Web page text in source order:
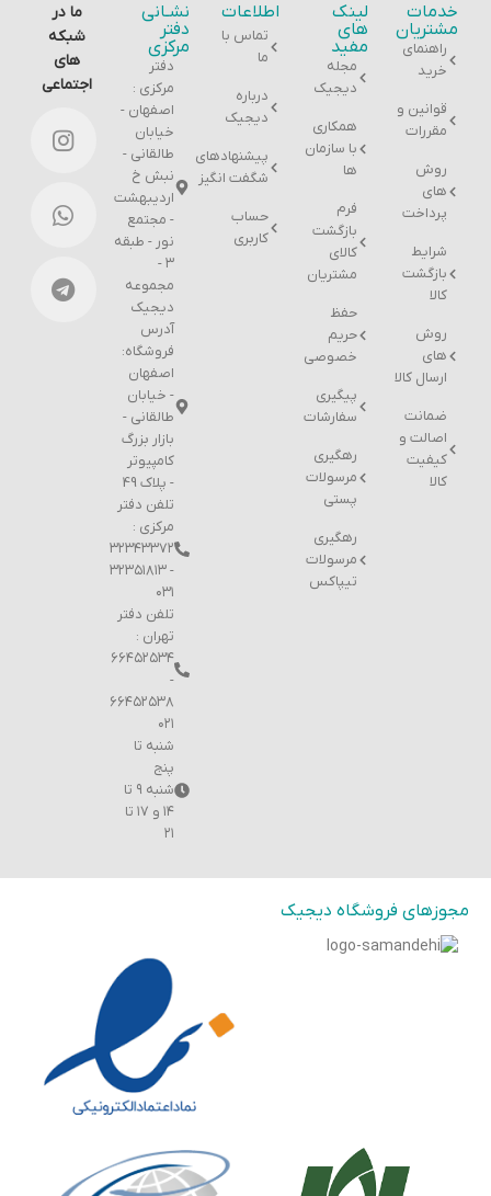
خدمات
مشتریان
راهنمای
خرید
قوانین و
مقررات
روش
های
پرداخت
شرایط
بازگشت
کالا
روش
های
ارسال کالا
ضمانت
اصالت و
کیفیت
کالا
لینک
های
مفید
مجله
دیجیک
همکاری
با سازمان
ها
فرم
بازگشت
کالای
مشتریان
حفظ
حریم
خصوصی
پیگیری
سفارشات
رهگیری
مرسولات
پستی
رهگیری
مرسولات
تیپاکس
اطلاعات
تماس با
ما
درباره
دیجیک
پیشنهادهای
شگفت انگیز
حساب
کاربری
نشـانی
دفتر
مرکزی
دفتر
مرکزی :
اصفهان -
خیابان
طالقانی -
نبش خ
اردیبهشت
- مجتمع
نور - طبقه
۳ -
مجموعه
دیجیک
آدرس
فروشگاه:
اصفهان
- خیابان
طالقانی -
بازار بزرگ
کامپیوتر
- پلاک 49
تلفن دفتر
مرکزی :
۳۲۳۴۳۳۷۲
- ۳۲۳۵۱۸۱۳
۰۳۱
تلفن دفتر
تهران :
۶۶۴۵۲۵۳۴
-
۶۶۴۵۲۵۳۸
۰۲۱
شنبه تا
پنج
شنبه ۹ تا
۱۴ و ۱۷ تا
۲۱
ما در
شبکه
های
اجتماعی
مجوزهای فروشگاه دیجیک